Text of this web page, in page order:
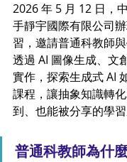
2026 年 5 月 12 日，
手靜宇國際有限公司
習，邀請普通科教師
透過 AI 圖像生成、文
實作，探索生成式 AI
課程，讓抽象知識轉
到、也能被分享的學習
普通科教師為什